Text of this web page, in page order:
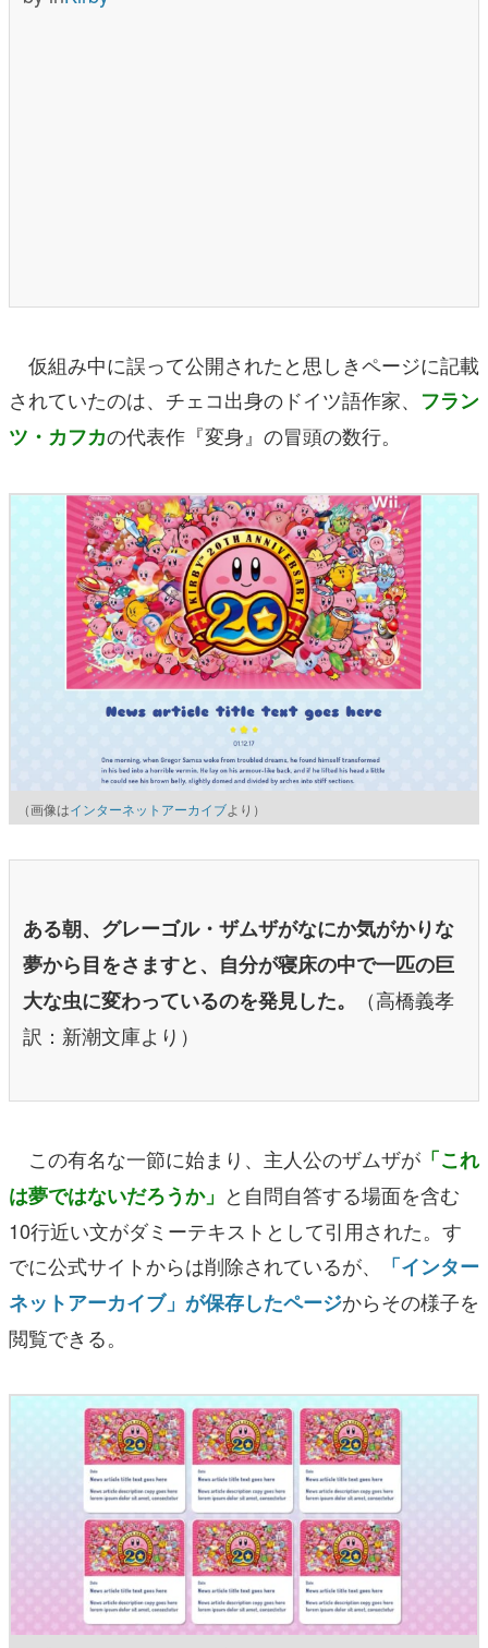
仮組み中に誤って公開されたと思しきページに記載
されていたのは、チェコ出身のドイツ語作家、 フラン
ツ・カフカの代表作『変身』の冒頭の数行。
（画像はインターネットアーカイブより）
ある朝、グレーゴル・ザムザがなにか気がかりな
夢から目をさますと、自分が寝床の中で一匹の巨
大な虫に変わっているのを発見した。
（高橋義孝
訳：新潮文庫より）
この有名な一節に始まり、主人公のザムザが 「これ
は夢ではないだろうか」 と自問自答する場面を含む
10行近い文がダミーテキストとして引用された。す
でに公式サイトからは削除されているが、
「インター
ネットアーカイブ」が保存したページからその様子を
閲覧できる。